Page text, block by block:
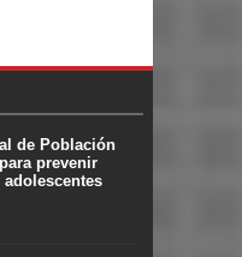
de Población
prevenir